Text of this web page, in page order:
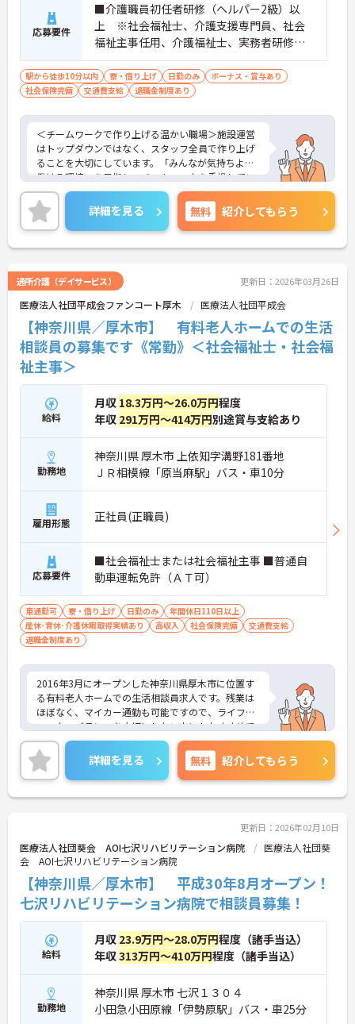
応募要件
■介護職員初任者研修（ヘルパー2級）以
上 ※社会福祉士、介護支援専門員、社会
福祉主事任用、介護福祉士、実務者研修歓
迎 ■管理職、生活相談員、サービス提供責
任者、またはそれらに類する職種での業務
経験をお持ちの方 ■普通自動車免許（AT
駅から徒歩10分以内 寮・借り上げ 日勤のみ
ボーナス・賞与あり
社会保険完備
交通費支給 退職金制度あり
＜チームワークで作り上げる温かい職場＞施設運営
はトップダウンではなく、スタッフ全員で作り上げ
ることを大切にしています。「みんなが気持ちよく
働ける環境」を目指し、チームワークを重視してい
るのが特徴です。裁量が大きく任される部分も多い
ため、アイデアや気配りがダイレクトに施設の雰囲
気を良くし、スタッフの笑顔につながるやりがいを
感じられます。
＜学びを応援！充実の研修と資格手当＞「管理職専
専門研修など、成長を支えるプログラムが豊富で
す。また、資格取得への評価も手厚く、スキルアッ
プが収入アップにもつながります。
＜プライベートも大切にできる柔軟な働き方＞年間
休日は117日あり、1時間単位で取得できる有給休暇
や、最大40日まで積み立てられる積立有給休暇な
ど、休みを取りやすい制度が整っています。
詳細を見る 無料 紹介してもらう
通所介護（デイサービス） 更新日：2026年03月26日
医療法人社団平成会ファンコート厚木 医療法人社団平成会
【神奈川県／厚木市】 有料老人ホームでの生活
相談員の募集です《常勤》＜社会福祉士・社会福
祉主事＞
給料
月収 18.3万円～26.0万円程度
年収 291万円～414万円別途賞与支給あり
勤務地
神奈川県 厚木市 上依知字溝野181番地
ＪＲ相模線「原当麻駅」バス・車10分
雇用形態 正社員(正職員)
応募要件
■社会福祉士または社会福祉主事 ■普通自
動車運転免許（ＡＴ可）
車通勤可 寮・借り上げ 日勤のみ
年間休日110日以上
産休･育休･介護休暇取得実績あり
高収入 社会保険完備
交通費支給
退職金制度あり
2016年3月にオープンした神奈川県厚木市に位置す
る有料老人ホームでの生活相談員求人です。残業は
ほぼなく、マイカー通勤も可能ですので、ライフ・
ワーク・バランスを大切にしたい方にもおすすめで
す。ご興味のある方は面接対策ポイントなどお話致
しますのでお気軽にお問い合わせください。
詳細を見る 無料 紹介してもらう
更新日：2026年02月10日
医療法人社団葵会 AOI七沢リハビリテーション病院
医療法人社団葵
会 AOI七沢リハビリテーション病院
【神奈川県／厚木市】 平成30年8月オープン！
七沢リハビリテーション病院で相談員募集！
給料
月収 23.9万円～28.0万円程度（諸手当込）
年収313万円～410万円程度（諸手当込）
勤務地
神奈川県 厚木市 七沢１３０４
小田急小田原線「伊勢原駅」バス・車25分